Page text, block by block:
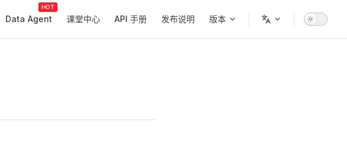
Data Agent 课堂中心 API 手册 发布说明 版本